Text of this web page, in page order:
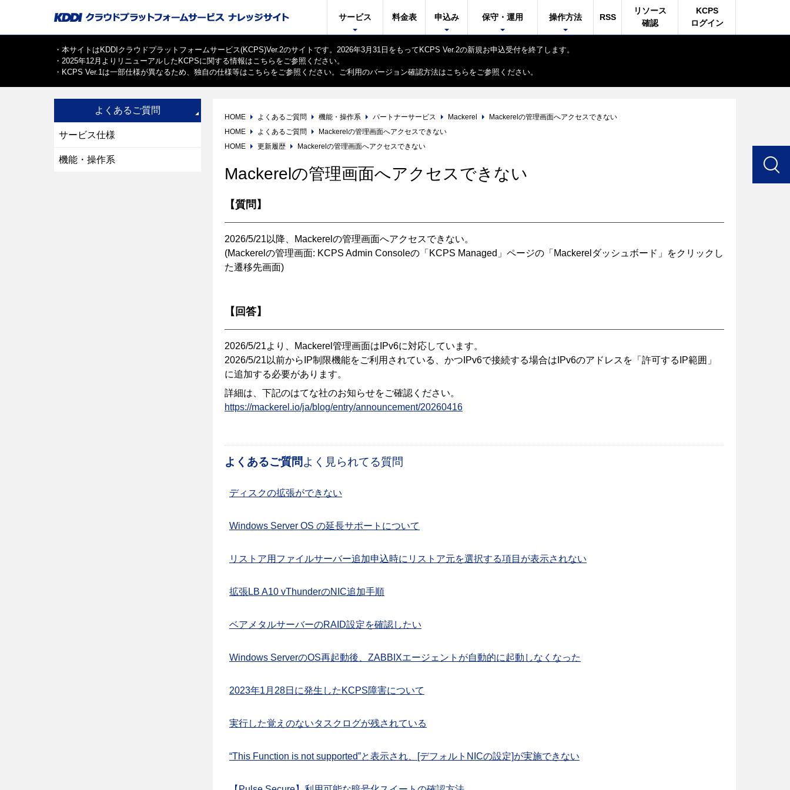
サービス 料金表 申込み 保守・運用 操作方法 RSS
リソース
確認
KCPS
ログイン
・本サイトはKDDIクラウドプラットフォームサービス(KCPS)Ver.2のサイトです。2026年3月31日をもってKCPS Ver.2の新規お申込受付を終了します。
・2025年12月よりリニューアルしたKCPSに関する情報はこちら をご参照ください。
・KCPS Ver.1は一部仕様が異なるため、独自の仕様等はこちら をご参照ください。ご利用のバージョン確認方法はこちら をご参照ください。
HOME よくあるご質問 機能・操作系 パートナーサービス Mackerel
Mackerelの管理画面へアクセスできない
HOME
よくあるご質問
Mackerelの管理画面へアクセスできない
HOME
更新履歴 Mackerelの管理画面へアクセスできない
Mackerelの管理画面へアクセスできない
【質問】
2026/5/21以降、Mackerelの管理画面へアクセスできない。
(Mackerelの管理画面: KCPS Admin Consoleの「KCPS Managed」ページの「Mackerelダッシュボード」をクリックし
た遷移先画面)
【回答】
2026/5/21より、Mackerel管理画面はIPv6に対応しています。
2026/5/21以前からIP制限機能をご利用されている、かつIPv6で接続する場合はIPv6のアドレスを「許可するIP範囲」
に追加する必要があります。
詳細は、下記のはてな社のお知らせをご確認ください。
https://mackerel.io/ja/blog/entry/announcement/20260416
よくあるご質問よく見られてる質問
ディスクの拡張ができない
Windows Server OS の延長サポートについて
リストア用ファイルサーバー追加申込時にリストア元を選択する項目が表示されない
拡張LB A10 vThunderのNIC追加手順
ベアメタルサーバーのRAID設定を確認したい
Windows ServerのOS再起動後、ZABBIXエージェントが自動的に起動しなくなった
2023年1月28日に発生したKCPS障害について
実行した覚えのないタスクログが残されている
“This Function is not supported”と表示され、[デフォルトNICの設定]が実施できない
よくあるご質問
サービス仕様
機能・操作系